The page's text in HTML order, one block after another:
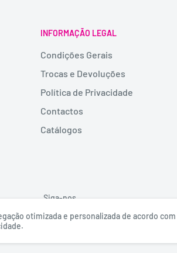
INFORMAÇÃO LEGAL
Condições Gerais
Trocas e Devoluções
Política de Privacidade
Contactos
Catálogos
Siga-nos
otimizada e personalizada de acordo com